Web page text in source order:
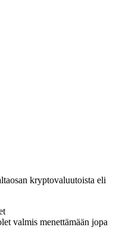
kryptovaluutoista eli
valmis menettämään jopa